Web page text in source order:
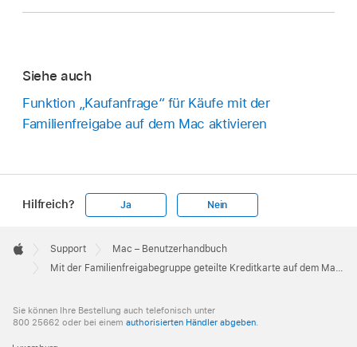
Siehe auch
Funktion „Kaufanfrage“ für Käufe mit der
Familienfreigabe auf dem Mac aktivieren
Hilfreich? Ja Nein
Footer

Apple
Support
Mac – Benutzerhandbuch
Mit der Familienfreigabegruppe geteilte Kreditkarte auf dem Mac ändern
Sie können Ihre Bestellung auch telefonisch unter
800 25662 oder bei einem authorisierten Händler abgeben.